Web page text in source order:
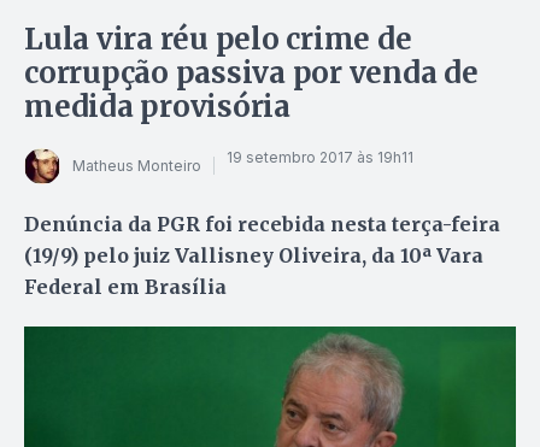
Lula vira réu pelo crime de
corrupção passiva por venda de
medida provisória
Matheus Monteiro 19 setembro 2017 às 19h11
Denúncia da PGR foi recebida nesta terça-feira
(19/9) pelo juiz Vallisney Oliveira, da 10ª Vara
Federal em Brasília